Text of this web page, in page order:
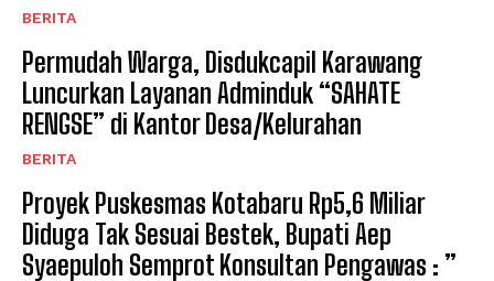
BERITA
Permudah Warga, Disdukcapil Karawang
Luncurkan Layanan Adminduk “SAHATE
RENGSE” di Kantor Desa/Kelurahan
BERITA
Proyek Puskesmas Kotabaru Rp5,6 Miliar
Diduga Tak Sesuai Bestek, Bupati Aep
Syaepuloh Semprot Konsultan Pengawas : ”